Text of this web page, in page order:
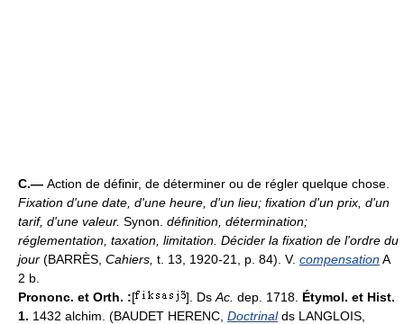
C.— Action de définir, de déterminer ou de régler quelque chose.
Fixation d'une date, d'une heure, d'un lieu; fixation d'un prix, d'un
tarif, d'une valeur. Synon. définition, détermination;
réglementation, taxation, limitation. Décider la fixation de l'ordre du
jour (BARRÈS, Cahiers, t. 13, 1920-21, p. 84). V. compensationA
2 b.
Prononc. et Orth. :[ ]. Ds Ac. dep. 1718. Étymol. et Hist.
1. 1432 alchim. (BAUDET HERENC, Doctrinalds LANGLOIS,